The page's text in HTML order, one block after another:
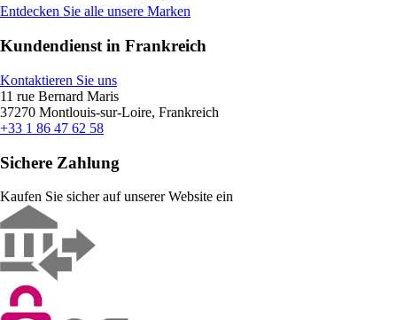
Entdecken Sie alle unsere Marken
Kundendienst in Frankreich
Kontaktieren Sie uns
11 rue Bernard Maris
37270 Montlouis-sur-Loire, Frankreich
+33 1 86 47 62 58
Sichere Zahlung
Kaufen Sie sicher auf unserer Website ein